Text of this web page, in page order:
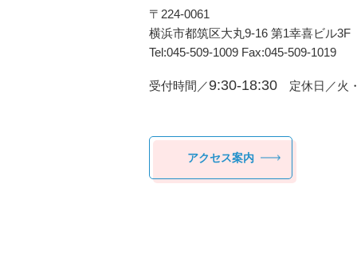
〒224-0061
横浜市都筑区⼤丸9-16 第1幸喜ビル3F
Tel:045-509-1009 Fax:045-509-1019
受付時間／9:30-18:30 定休日／火
アクセス案内